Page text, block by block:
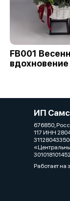
FB001
вдохновение
ИП
676850,
117 ИНН
Работает на